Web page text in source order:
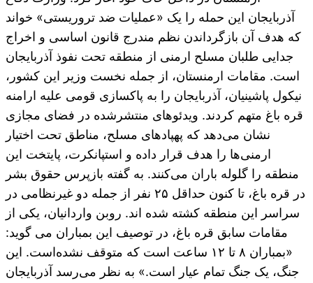
آذربایجان این حمله را یک «عملیات ضد تروریستی» خواند
که هدف آن بازگرداندن نظم مندرج قانون اساسی و اخراج
جدایی طلبان مسلح ارمنی از منطقه تحت نفوذ آذربایجان
است. مقامات ارمنستان، از جمله نخست وزیر این کشور،
نیکول پاشینیان، آذربایجان را به پاکسازی قومی علیه ارامنه
قره باغ متهم کردند. ویدئوهای منتشرشده در فضای مجازی
نشان می‌دهد که پهپادهای مسلح، مناطق تحت اختیار
ارمنی‌ها را هدف قرار داده و استپانکرت، پایتخت این
منطقه را گلوله باران می‌کنند. به گفته بازپرس حقوق بشر
در قره باغ، تا کنون حداقل ۲۵ نفر از جمله دو غیرنظامی در
سراسر این منطقه کشته شده اند. روبن واردانیان، یکی از
مقامات سابق قره باغ، در توصیف این بمباران می گوید:
«بمباران ۸ تا ۱۲ ساعت است که متوقف نشده‌است. این
جنگ، یک جنگ تمام عیار است.» به نظر می‌رسد آذربایجان